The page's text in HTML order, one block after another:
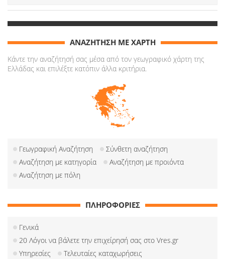
ΑΝΑΖΗΤΗΣΗ ΜΕ ΧΑΡΤΗ
Κάντε την αναζήτησή σας μέσα από τον γεωγραφικό χάρτη της
Ελλάδας και επιλέξτε κατόπιν άλλα κριτήρια.
Γεωγραφική Αναζήτηση
Σύνθετη αναζήτηση
Αναζήτηση με κατηγορία
Αναζήτηση με προιόντα
Αναζήτηση με πόλη
ΠΛΗΡΟΦΟΡΙΕΣ
Γενικά
20 Λόγοι να βάλετε την επιχείρησή σας στο Vres.gr
Υπηρεσίες
Τελευταίες καταχωρήσεις